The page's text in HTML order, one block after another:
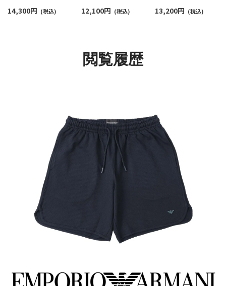
テリー ハーフパンツ メ
14,300円 (税込)
ャツ EUサイズ メンズ
12,100円 (税込)
ャード ロゴバンド 半
13,200円 (税込)
閲覧履歴